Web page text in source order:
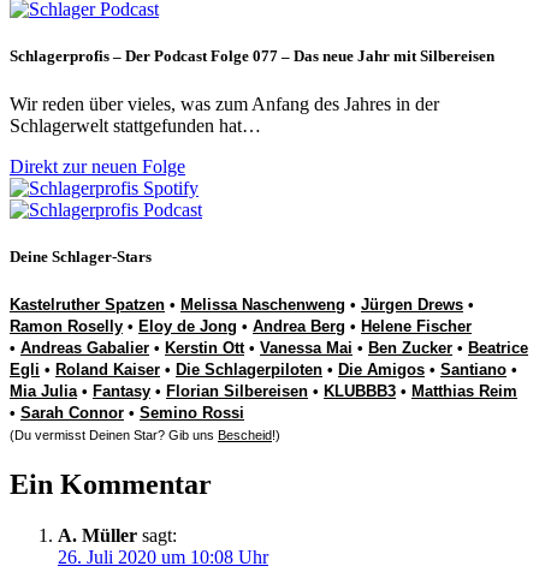
Schlagerprofis – Der Podcast Folge 077 – Das neue Jahr mit Silbereisen
Wir reden über vieles, was zum Anfang des Jahres in der
Schlagerwelt stattgefunden hat…
Direkt zur neuen Folge
Deine Schlager-Stars
Kastelruther Spatzen • Melissa Naschenweng • Jürgen Drews •
Ramon Roselly • Eloy de Jong • Andrea Berg • Helene Fischer
• Andreas Gabalier • Kerstin Ott• Vanessa Mai • Ben Zucker • Beatrice
Egli • Roland Kaiser • Die Schlagerpiloten • Die Amigos • Santiano •
Mia Julia• Fantasy • Florian Silbereisen • KLUBBB3 • Matthias Reim
• Sarah Connor • Semino Rossi
(Du vermisst Deinen Star? Gib uns Bescheid!)
Ein Kommentar
A. Müller sagt:
26. Juli 2020 um 10:08 Uhr